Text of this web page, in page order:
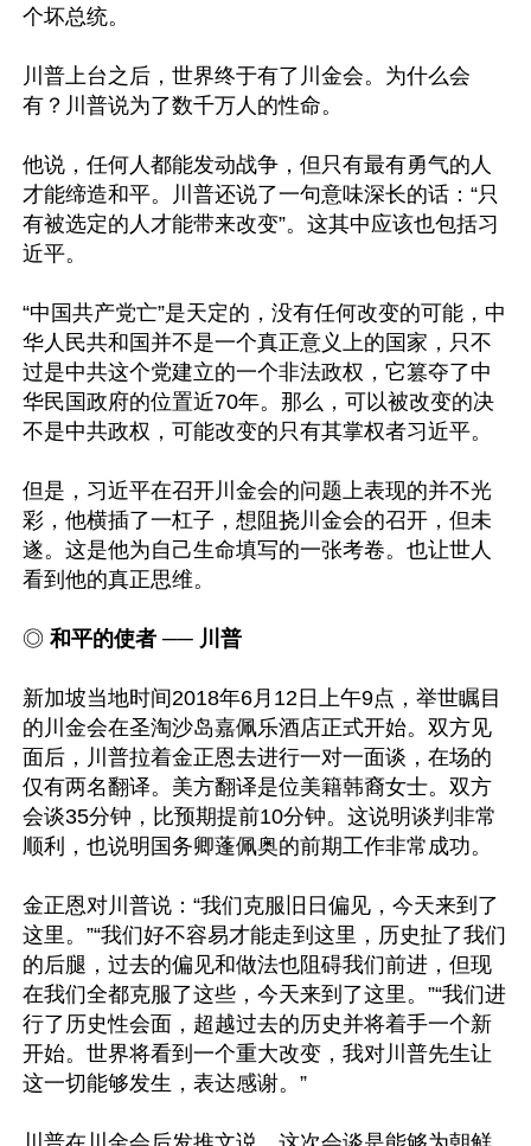
个坏总统。
川普上台之后，世界终于有了川金会。为什么会
有？川普说为了数千万人的性命。
他说，任何人都能发动战争，但只有最有勇气的人
才能缔造和平。川普还说了一句意味深长的话：“只
有被选定的人才能带来改变”。这其中应该也包括习
近平。
“中国共产党亡”是天定的，没有任何改变的可能，中
华人民共和国并不是一个真正意义上的国家，只不
过是中共这个党建立的一个非法政权，它篡夺了中
华民国政府的位置近70年。那么，可以被改变的决
不是中共政权，可能改变的只有其掌权者习近平。
但是，习近平在召开川金会的问题上表现的并不光
彩，他横插了一杠子，想阻挠川金会的召开，但未
遂。这是他为自己生命填写的一张考卷。也让世人
看到他的真正思维。
◎ 和平的使者 ── 川普
新加坡当地时间2018年6月12日上午9点，举世瞩目
的川金会在圣淘沙岛嘉佩乐酒店正式开始。双方见
面后，川普拉着金正恩去进行一对一面谈，在场的
仅有两名翻译。美方翻译是位美籍韩裔女士。双方
会谈35分钟，比预期提前10分钟。这说明谈判非常
顺利，也说明国务卿蓬佩奥的前期工作非常成功。
金正恩对川普说：“我们克服旧日偏见，今天来到了
这里。”“我们好不容易才能走到这里，历史扯了我们
的后腿，过去的偏见和做法也阻碍我们前进，但现
在我们全都克服了这些，今天来到了这里。”“我们进
行了历史性会面，超越过去的历史并将着手一个新
开始。世界将看到一个重大改变，我对川普先生让
这一切能够发生，表达感谢。”